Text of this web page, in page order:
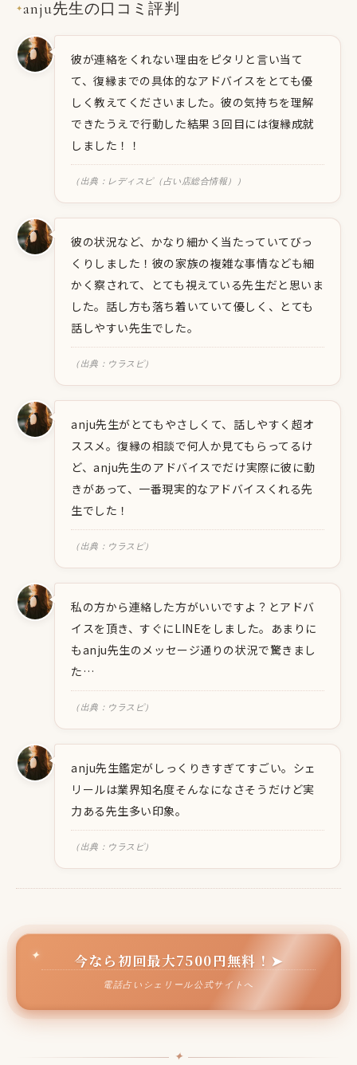
✦anju先生の口コミ評判
彼が連絡をくれない理由をピタリと言い当て
て、復縁までの具体的なアドバイスをとても優
しく教えてくださいました。彼の気持ちを理解
できたうえで行動した結果３回目には復縁成就
しました！！
（出典：レディスピ（占い店総合情報））
彼の状況など、かなり細かく当たっていてびっ
くりしました！彼の家族の複雑な事情なども細
かく察されて、とても視えている先生だと思いま
した。話し方も落ち着いていて優しく、とても
話しやすい先生でした。
（出典：ウラスピ）
anju先生がとてもやさしくて、話しやすく超オ
ススメ。復縁の相談で何人か見てもらってるけ
ど、anju先生のアドバイスでだけ実際に彼に動
きがあって、一番現実的なアドバイスくれる先
生でした！
（出典：ウラスピ）
私の方から連絡した方がいいですよ？とアドバ
イスを頂き、すぐにLINEをしました。あまりに
もanju先生のメッセージ通りの状況で驚きまし
た…
（出典：ウラスピ）
anju先生鑑定がしっくりきすぎてすごい。シェ
リールは業界知名度そんなになさそうだけど実
力ある先生多い印象。
（出典：ウラスピ）
今なら初回最大7500円無料！➤
電話占いシェリール公式サイトへ
✦